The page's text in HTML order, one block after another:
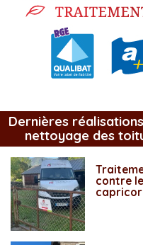
Dernières
nettoyage des
contre